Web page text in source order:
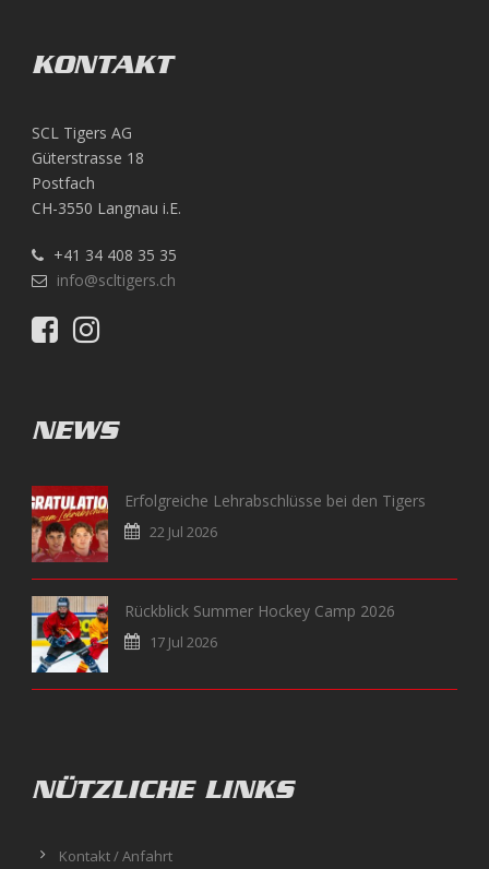
KONTAKT
SCL Tigers AG
Güterstrasse 18
Postfach
CH-3550 Langnau i.E.
+41 34 408 35 35
info@scltigers.ch
NEWS
Erfolgreiche Lehrabschlüsse bei den Tigers
22 Jul 2026
Rückblick Summer Hockey Camp 2026
17 Jul 2026
NÜTZLICHE LINKS
Kontakt / Anfahrt